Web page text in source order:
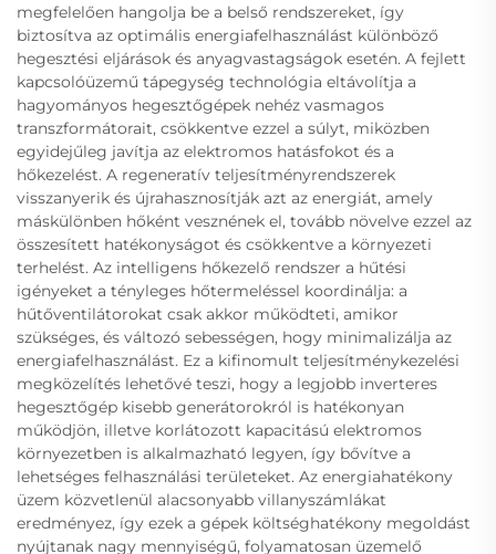
megfelelően hangolja be a belső rendszereket, így
biztosítva az optimális energiafelhasználást különböző
hegesztési eljárások és anyagvastagságok esetén. A fejlett
kapcsolóüzemű tápegység technológia eltávolítja a
hagyományos hegesztőgépek nehéz vasmagos
transzformátorait, csökkentve ezzel a súlyt, miközben
egyidejűleg javítja az elektromos hatásfokot és a
hőkezelést. A regeneratív teljesítményrendszerek
visszanyerik és újrahasznosítják azt az energiát, amely
máskülönben hőként vesznének el, tovább növelve ezzel az
összesített hatékonyságot és csökkentve a környezeti
terhelést. Az intelligens hőkezelő rendszer a hűtési
igényeket a tényleges hőtermeléssel koordinálja: a
hűtőventilátorokat csak akkor működteti, amikor
szükséges, és változó sebességen, hogy minimalizálja az
energiafelhasználást. Ez a kifinomult teljesítménykezelési
megközelítés lehetővé teszi, hogy a legjobb inverteres
hegesztőgép kisebb generátorokról is hatékonyan
működjön, illetve korlátozott kapacitású elektromos
környezetben is alkalmazható legyen, így bővítve a
lehetséges felhasználási területeket. Az energiahatékony
üzem közvetlenül alacsonyabb villanyszámlákat
eredményez, így ezek a gépek költséghatékony megoldást
nyújtanak nagy mennyiségű, folyamatosan üzemelő